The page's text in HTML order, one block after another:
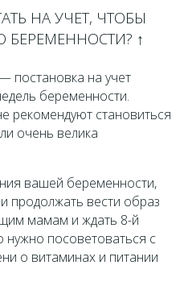
НА УЧЕТ, ЧТОБЫ
БЕРЕМЕННОСТИ? ↑
постановка на учет
беременности.
рекомендуют становиться
очень велика
вашей беременности,
продолжать вести образ
мамам и ждать 8-й
посоветоваться с
о витаминах и питании